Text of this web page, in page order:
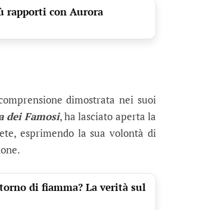
rapporti con Aurora
dimostrata nei suoi
dei Famosi, ha lasciato aperta la
esprimendo la sua volontà di
di fiamma? La verità sul